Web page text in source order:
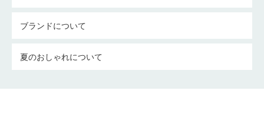
ブランドについて
夏のおしゃれについて